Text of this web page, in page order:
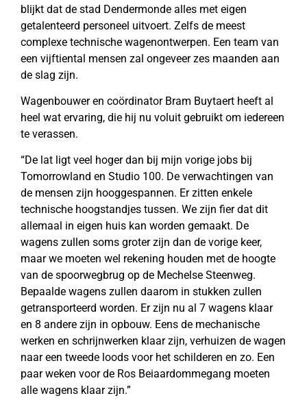
blijkt dat de stad Dendermonde alles met eigen
getalenteerd personeel uitvoert. Zelfs de meest
complexe technische wagenontwerpen. Een team van
een vijftiental mensen zal ongeveer zes maanden aan
de slag zijn.
Wagenbouwer en coördinator Bram Buytaert heeft al
heel wat ervaring, die hij nu voluit gebruikt om iedereen
te verassen.
“De lat ligt veel hoger dan bij mijn vorige jobs bij
Tomorrowland en Studio 100. De verwachtingen van
de mensen zijn hooggespannen. Er zitten enkele
technische hoogstandjes tussen. We zijn fier dat dit
allemaal in eigen huis kan worden gemaakt. De
wagens zullen soms groter zijn dan de vorige keer,
maar we moeten wel rekening houden met de hoogte
van de spoorwegbrug op de Mechelse Steenweg.
Bepaalde wagens zullen daarom in stukken zullen
getransporteerd worden. Er zijn nu al 7 wagens klaar
en 8 andere zijn in opbouw. Eens de mechanische
werken en schrijnwerken klaar zijn, verhuizen de wagen
naar een tweede loods voor het schilderen en zo. Een
paar weken voor de Ros Beiaardommegang moeten
alle wagens klaar zijn.”